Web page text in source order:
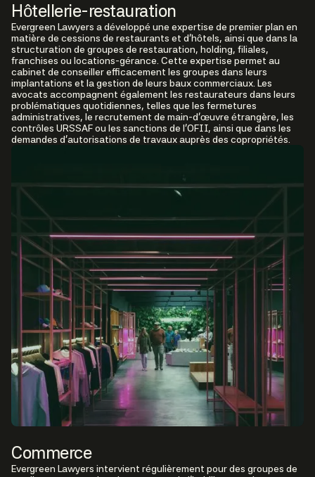
Hôtellerie-restauration
Evergreen Lawyers a développé une expertise de premier plan en
matière de cessions de restaurants et d’hôtels, ainsi que dans la
structuration de groupes de restauration, holding, filiales,
franchises ou locations-gérance. Cette expertise permet au
cabinet de conseiller efficacement les groupes dans leurs
implantations et la gestion de leurs baux commerciaux. Les
avocats accompagnent également les restaurateurs dans leurs
problématiques quotidiennes, telles que les fermetures
administratives, le recrutement de main-d’œuvre étrangère, les
contrôles URSSAF ou les sanctions de l’OFII, ainsi que dans les
demandes d’autorisations de travaux auprès des copropriétés.
Commerce
Evergreen Lawyers intervient régulièrement pour des groupes de